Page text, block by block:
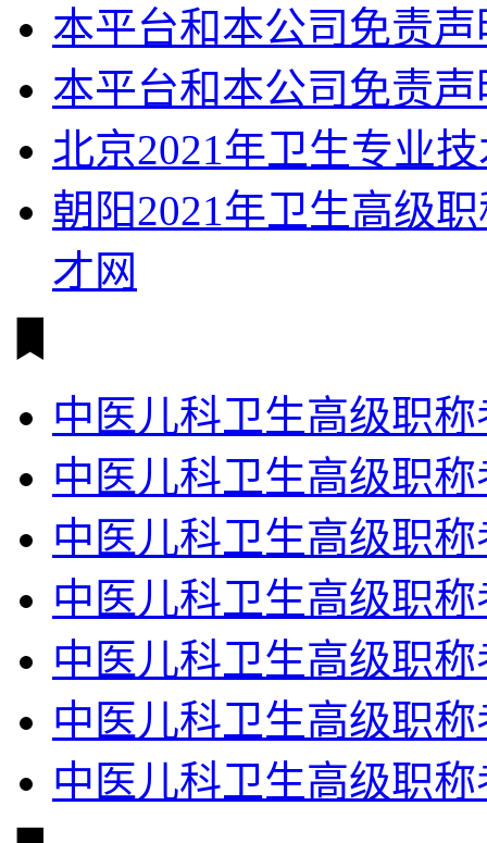
本平台和本公司免责声
本平台和本公司免责声
北京2021年卫生专业
朝阳2021年卫生高级
才网
中医儿科卫生高级职
中医儿科卫生高级职
中医儿科卫生高级职
中医儿科卫生高级职
中医儿科卫生高级职
中医儿科卫生高级职
中医儿科卫生高级职